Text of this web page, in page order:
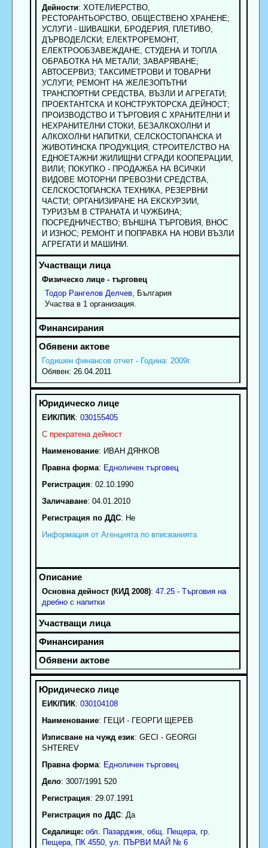
Дейности: ХОТЕЛИЕРСТВО,
РЕСТОРАНТЬОРСТВО, ОБЩЕСТВЕНО ХРАНЕНЕ;
УСЛУГИ - ШИВАШКИ, БРОДЕРИЯ, ПЛЕТИВО,
ДЪРВОДЕЛСКИ; ЕЛЕКТРОРЕМОНТ,
ЕЛЕКТРООБЗАВЕЖДАНЕ, СТУДЕНА И ТОПЛА
ОБРАБОТКА НА МЕТАЛИ; ЗАВАРЯВАНЕ;
АВТОСЕРВИЗ; ТАКСИМЕТРОВИ И ТОВАРНИ
УСЛУГИ; РЕМОНТ НА ЖЕЛЕЗОПЪТНИ
ТРАНСПОРТНИ СРЕДСТВА, ВЪЗЛИ И АГРЕГАТИ;
ПРОЕКТАНТСКА И КОНСТРУКТОРСКА ДЕЙНОСТ;
ПРОИЗВОДСТВО И ТЪРГОВИЯ С ХРАНИТЕЛНИ И
НЕХРАНИТЕЛНИ СТОКИ, БЕЗАЛКОХОЛНИ И
АЛКОХОЛНИ НАПИТКИ, СЕЛСКОСТОПАНСКА И
ЖИВОТИНСКА ПРОДУКЦИЯ; СТРОИТЕЛСТВО НА
ЕДНОЕТАЖНИ ЖИЛИЩНИ СГРАДИ КООПЕРАЦИИ,
ВИЛИ; ПОКУПКО - ПРОДАЖБА НА ВСИЧКИ
ВИДОВЕ МОТОРНИ ПРЕВОЗНИ СРЕДСТВА,
СЕЛСКОСТОПАНСКА ТЕХНИКА, РЕЗЕРВНИ
ЧАСТИ; ОРГАНИЗИРАНЕ НА ЕКСКУРЗИИ,
ТУРИЗЪМ В СТРАНАТА И ЧУЖБИНА;
ПОСРЕДНИЧЕСТВО; ВЪНШНА ТЪРГОВИЯ, ВНОС
И ИЗНОС; РЕМОНТ И ПОПРАВКА НА НОВИ ВЪЗЛИ
АГРЕГАТИ И МАШИНИ.
Физическо лице - търговец
Тодор Рангелов Делчев, България
Участва в 1 организация.
Годишен финансов отчет - Година: 2009г.
Обявен: 26.04.2011
ЕИК/ПИК: 030155405
С прекратена дейност
Наименование: ИВАН ДЯНКОВ
Правна форма: Едноличен търговец
Регистрация: 02.10.1990
Заличаване: 04.01.2010
Регистрация по ДДС: Нe
Информация от Агенцията по вписванията
Основна дейност (КИД 2008): 47.25 - Търговия на
дребно с напитки
ЕИК/ПИК: 030104108
Наименование: ГЕЦИ - ГЕОРГИ ЩЕРЕВ
Изписване на чужд език: GECI - GEORGI
SHTEREV
Правна форма: Едноличен търговец
Дело: 3007/1991 520
Регистрация: 29.07.1991
Регистрация по ДДС: Да
Седалище: обл. Пазарджик, общ. Пещера, гр.
Пещера, ПК 4550, ул. ПЪРВИ МАЙ № 6